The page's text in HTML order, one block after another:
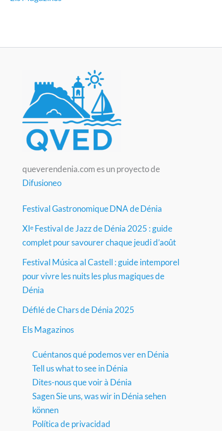
queverendenia.com es un proyecto de
Difusioneo
Festival Gastronomique DNA de Dénia
XIᵉ Festival de Jazz de Dénia 2025 : guide
complet pour savourer chaque jeudi d’août
Festival Música al Castell : guide intemporel
pour vivre les nuits les plus magiques de
Dénia
Défilé de Chars de Dénia 2025
Els Magazinos
Cuéntanos qué podemos ver en Dénia
Tell us what to see in Dénia
Dites-nous que voir à Dénia
Sagen Sie uns, was wir in Dénia sehen
können
Política de privacidad